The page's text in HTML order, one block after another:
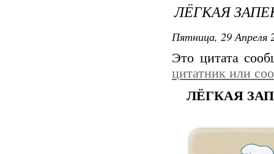
ЛЁГКАЯ
Пятница, 29 Апреля
Это цитата
цитатник или
ЛЁГКАЯ